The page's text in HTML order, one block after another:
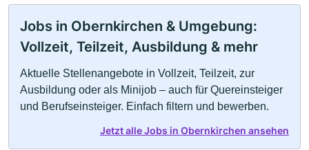
Jobs in Obernkirchen & Umgebung:
Vollzeit, Teilzeit, Ausbildung & mehr
Aktuelle Stellenangebote in Vollzeit, Teilzeit, zur
Ausbildung oder als Minijob – auch für Quereinsteiger
und Berufseinsteiger. Einfach filtern und bewerben.
Jetzt alle Jobs in Obernkirchen ansehen